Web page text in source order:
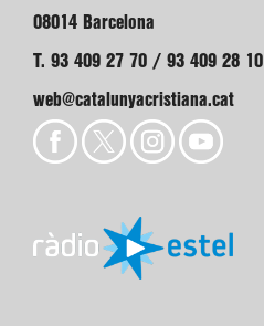
08014 Barcelona
T. 93 409 27 70 / 93 409 28 10
web@catalunyacristiana.cat